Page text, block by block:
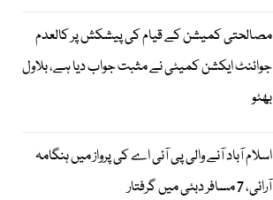
مصالحتی کمیشن کے قیام کی پیشکش پر کالعدم
جوائنٹ ایکشن کمیٹی نے مثبت جواب دیا ہے، بلاول
بھٹو
اسلام آباد آنے والی پی آئی اے کی پرواز میں ہنگامہ
آرائی، 7 مسافر دبئی میں گرفتار